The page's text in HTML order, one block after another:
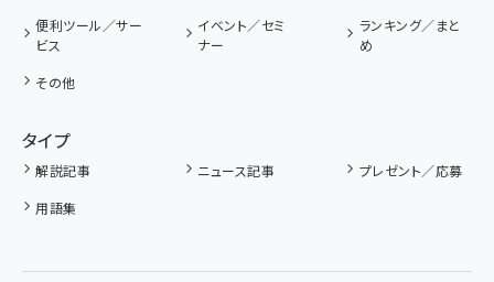
便利ツール／サー
ビス
イベント／セミ
ナー
ランキング／まと
め
その他
タイプ
解説記事 ニュース記事
プレゼント／応募
用語集